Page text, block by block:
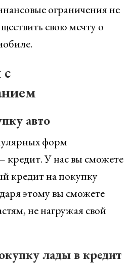
ограничения не
свою мечту о
авто
форм
У нас вы сможете
кредит на покупку
этому вы сможете
не нагружая свой
лады в кредит